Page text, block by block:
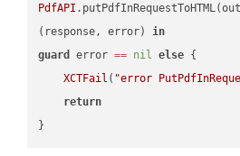
PdfAPI
(response, error) in
guard
error == nil else {
XCTFail ( "error
return